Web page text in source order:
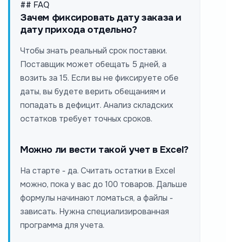
## FAQ
Зачем фиксировать дату заказа и
дату прихода отдельно?
Чтобы знать реальный срок поставки.
Поставщик может обещать 5 дней, а
возить за 15. Если вы не фиксируете обе
даты, вы будете верить обещаниям и
попадать в дефицит. Анализ складских
остатков требует точных сроков.
Можно ли вести такой учет в Excel?
На старте - да. Считать остатки в Excel
можно, пока у вас до 100 товаров. Дальше
формулы начинают ломаться, а файлы -
зависать. Нужна специализированная
программа для учета.